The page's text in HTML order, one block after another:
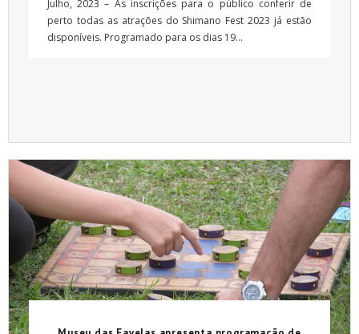
Julho, 2023 – As inscrições para o público conferir de
perto todas as atrações do Shimano Fest 2023 já estão
disponíveis. Programado para os dias 19...